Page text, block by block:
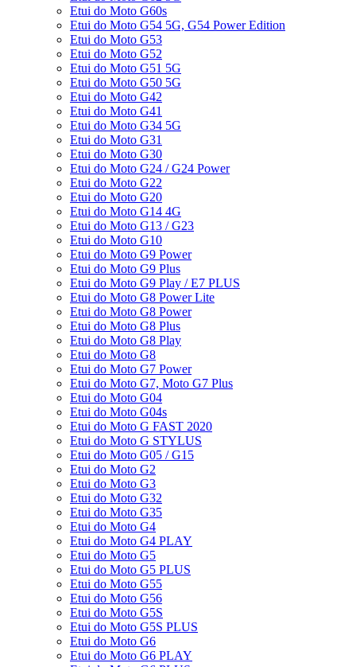
Etui do Moto G60s
Etui do Moto G54 5G, G54 Power Edition
Etui do Moto G53
Etui do Moto G52
Etui do Moto G51 5G
Etui do Moto G50 5G
Etui do Moto G42
Etui do Moto G41
Etui do Moto G34 5G
Etui do Moto G31
Etui do Moto G30
Etui do Moto G24 / G24 Power
Etui do Moto G22
Etui do Moto G20
Etui do Moto G14 4G
Etui do Moto G13 / G23
Etui do Moto G10
Etui do Moto G9 Power
Etui do Moto G9 Plus
Etui do Moto G9 Play / E7 PLUS
Etui do Moto G8 Power Lite
Etui do Moto G8 Power
Etui do Moto G8 Plus
Etui do Moto G8 Play
Etui do Moto G8
Etui do Moto G7 Power
Etui do Moto G7, Moto G7 Plus
Etui do Moto G04
Etui do Moto G04s
Etui do Moto G FAST 2020
Etui do Moto G STYLUS
Etui do Moto G05 / G15
Etui do Moto G2
Etui do Moto G3
Etui do Moto G32
Etui do Moto G35
Etui do Moto G4
Etui do Moto G4 PLAY
Etui do Moto G5
Etui do Moto G5 PLUS
Etui do Moto G55
Etui do Moto G56
Etui do Moto G5S
Etui do Moto G5S PLUS
Etui do Moto G6
Etui do Moto G6 PLAY